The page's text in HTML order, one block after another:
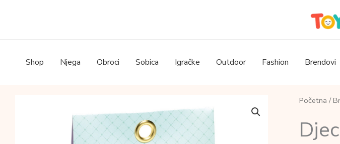
Shop Njega Obroci Sobica Igračke Outdoor Fashion Brendovi
Početna /